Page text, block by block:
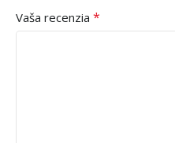
Vaša recenzia *